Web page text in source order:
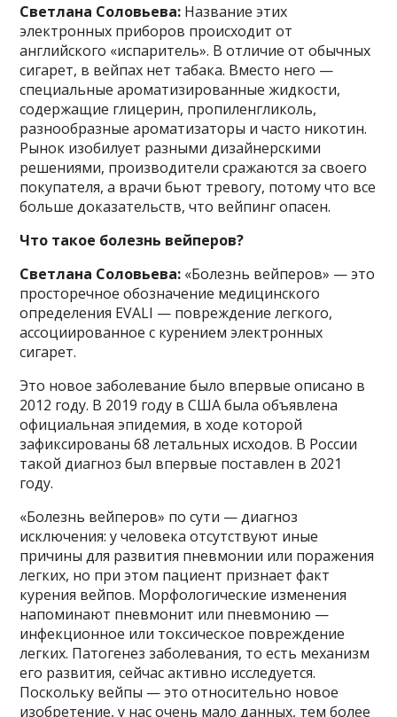
Светлана Соловьева: Название этих
электронных приборов происходит от
английского «испаритель». В отличие от обычных
сигарет, в вейпах нет табака. Вместо него —
специальные ароматизированные жидкости,
содержащие глицерин, пропиленгликоль,
разнообразные ароматизаторы и часто никотин.
Рынок изобилует разными дизайнерскими
решениями, производители сражаются за своего
покупателя, а врачи бьют тревогу, потому что все
больше доказательств, что вейпинг опасен.
Что такое болезнь вейперов?
Светлана Соловьева: «Болезнь вейперов» — это
просторечное обозначение медицинского
определения EVALI — повреждение легкого,
ассоциированное с курением электронных
сигарет.
Это новое заболевание было впервые описано в
2012 году. В 2019 году в США была объявлена
официальная эпидемия, в ходе которой
зафиксированы 68 летальных исходов. В России
такой диагноз был впервые поставлен в 2021
году.
«Болезнь вейперов» по сути — диагноз
исключения: у человека отсутствуют иные
причины для развития пневмонии или поражения
легких, но при этом пациент признает факт
курения вейпов. Морфологические изменения
напоминают пневмонит или пневмонию —
инфекционное или токсическое повреждение
легких. Патогенез заболевания, то есть механизм
его развития, сейчас активно исследуется.
Поскольку вейпы — это относительно новое
изобретение, у нас очень мало данных, тем более